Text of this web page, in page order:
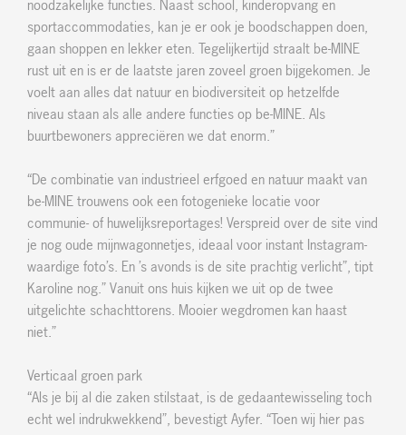
noodzakelijke functies. Naast school, kinderopvang en
sportaccommodaties, kan je er ook je boodschappen doen,
gaan shoppen en lekker eten. Tegelijkertijd straalt be-MINE
rust uit en is er de laatste jaren zoveel groen bijgekomen. Je
voelt aan alles dat natuur en biodiversiteit op hetzelfde
niveau staan als alle andere functies op be-MINE. Als
buurtbewoners appreciëren we dat enorm.”
“De combinatie van industrieel erfgoed en natuur maakt van
be-MINE trouwens ook een fotogenieke locatie voor
communie- of huwelijksreportages! Verspreid over de site vind
je nog oude mijnwagonnetjes, ideaal voor instant Instagram-
waardige foto’s. En ’s avonds is de site prachtig verlicht”, tipt
Karoline nog.” Vanuit ons huis kijken we uit op de twee
uitgelichte schachttorens. Mooier wegdromen kan haast
niet.”
Verticaal groen park
“Als je bij al die zaken stilstaat, is de gedaantewisseling toch
echt wel indrukwekkend”, bevestigt Ayfer. “Toen wij hier pas